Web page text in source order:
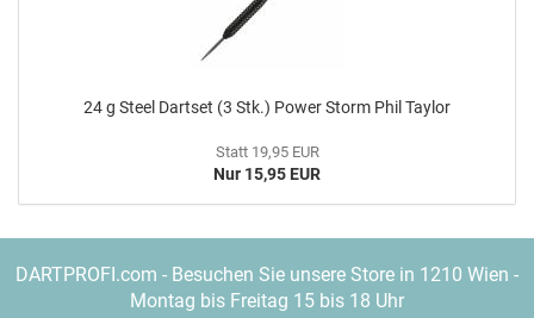
24 g Steel Dart­set (3 Stk.) Power Storm Phil Tay­lor
Statt 19,95 EUR
Nur 15,95 EUR
DARTPROFI.com - Besuchen Sie unsere Store in 1210 Wien -
Montag bis Freitag 15 bis 18 Uhr